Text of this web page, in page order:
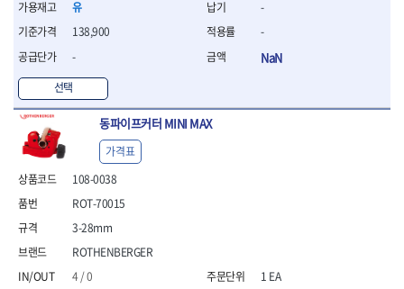
- 미니라쳇세트
- 기타
- 스피드렌치
- 모터렌치
- 함마스패너
절연.전설.방폭공구
- 절연옵셋렌치
- 절연연결대
- 절연드라이버
- 절연스패너
- 절연소켓
- 절연별소켓
유
138,900
-
선택
-
-
NaN
동파이프커터 MINI MAX
108-0038
ROTHENBERGER
4 / 0
ROT-70015
3-28mm
가격표
1 EA